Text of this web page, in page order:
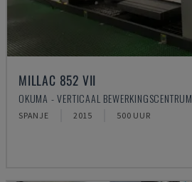
MILLAC 852 VII
OKUMA - VERTICAAL BEWERKINGSCENTRUM
SPANJE 2015 500 UUR